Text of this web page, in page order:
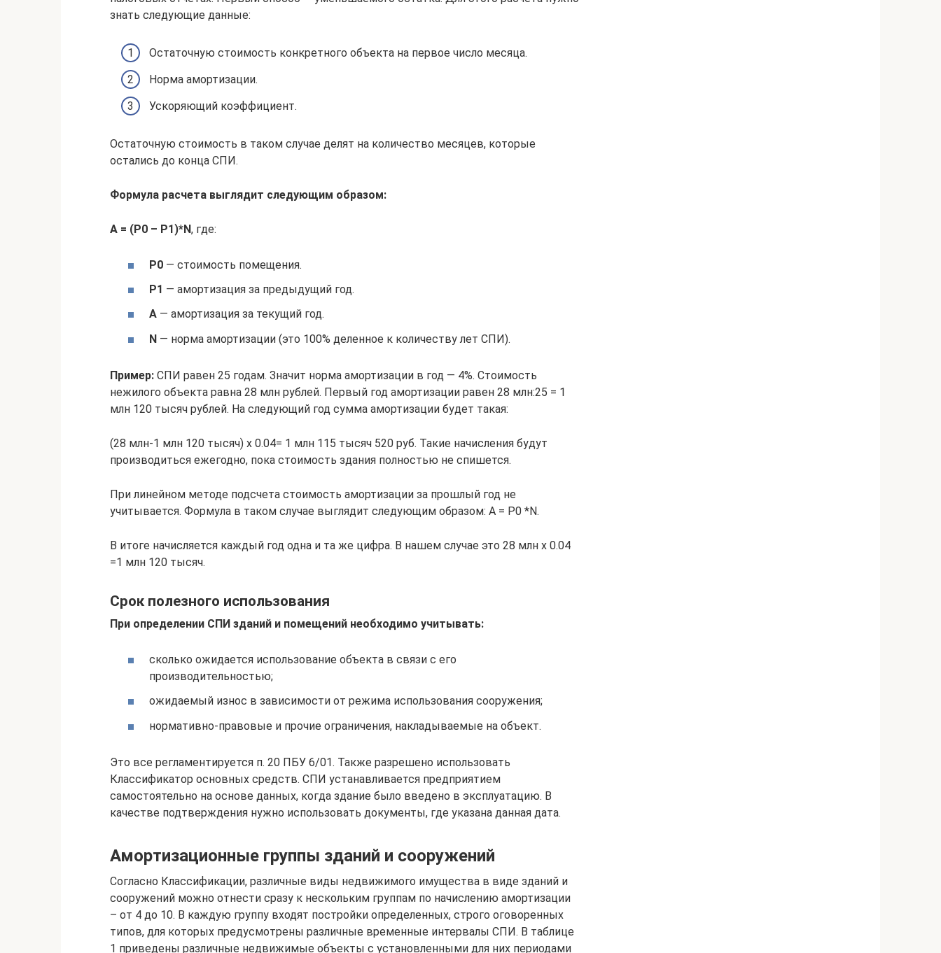
знать следующие данные:
Остаточную стоимость конкретного объекта на первое число месяца.
Норма амортизации.
Ускоряющий коэффициент.
Остаточную стоимость в таком случае делят на количество месяцев, которые
остались до конца СПИ.
Формула расчета выглядит следующим образом:
А = (Р0 – Р1)*N, где:
Р0 — стоимость помещения.
Р1 — амортизация за предыдущий год.
А — амортизация за текущий год.
N — норма амортизации (это 100% деленное к количеству лет СПИ).
Пример: СПИ равен 25 годам. Значит норма амортизации в год — 4%. Стоимость
нежилого объекта равна 28 млн рублей. Первый год амортизации равен 28 млн:25 = 1
млн 120 тысяч рублей. На следующий год сумма амортизации будет такая:
(28 млн-1 млн 120 тысяч) х 0.04= 1 млн 115 тысяч 520 руб. Такие начисления будут
производиться ежегодно, пока стоимость здания полностью не спишется.
При линейном методе подсчета стоимость амортизации за прошлый год не
учитывается. Формула в таком случае выглядит следующим образом: А = Р0 *N.
В итоге начисляется каждый год одна и та же цифра. В нашем случае это 28 млн х 0.04
=1 млн 120 тысяч.
Срок полезного использования
При определении СПИ зданий и помещений необходимо учитывать:
сколько ожидается использование объекта в связи с его
производительностью;
ожидаемый износ в зависимости от режима использования сооружения;
нормативно-правовые и прочие ограничения, накладываемые на объект.
Это все регламентируется п. 20 ПБУ 6/01. Также разрешено использовать
Классификатор основных средств. СПИ устанавливается предприятием
самостоятельно на основе данных, когда здание было введено в эксплуатацию. В
качестве подтверждения нужно использовать документы, где указана данная дата.
Амортизационные группы зданий и сооружений
Согласно Классификации, различные виды недвижимого имущества в виде зданий и
сооружений можно отнести сразу к нескольким группам по начислению амортизации
– от 4 до 10. В каждую группу входят постройки определенных, строго оговоренных
типов, для которых предусмотрены различные временные интервалы СПИ. В таблице
1 приведены различные недвижимые объекты с установленными для них периодами